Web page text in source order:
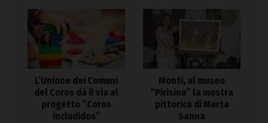
L’Unione dei Comuni
del Coros dà il via al
progetto “Coros
includidos”
Monti, al museo
“Pirisinu” la mostra
pittorica di Marta
Sanna